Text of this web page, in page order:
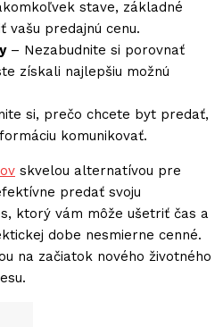
stave, základné
vašu predajnú cenu.
– Nezabudnite si porovnať
získali najlepšiu možnú
si, prečo chcete byt predať,
komunikovať.
skvelou alternatívou pre
predať svoju
ktorý vám môže ušetriť čas a
dobe nesmierne cenné.
na začiatok nového životného